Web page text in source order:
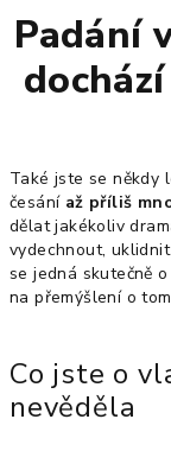
Padání
Také jste se někdy
česání až příliš
dělat jakékoliv
vydechnout,
se jedná skutečně o
na přemýšlení o
Co jste o
nevěděla